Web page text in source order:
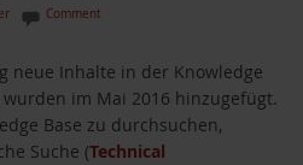
Comment
neue Inhalte in der Knowledge
im Mai 2016 hinzugefügt.
Base zu durchsuchen,
Suche (Technical